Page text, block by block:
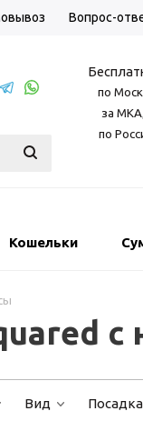
Вопрос-
по
за
по
Кошельки
с
Вид Посадка